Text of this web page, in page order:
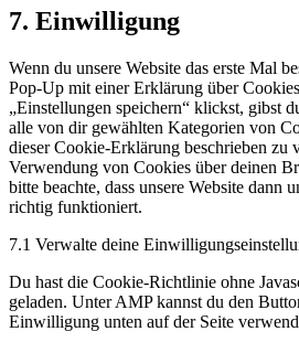
Consent
to
sonstiges
7. Einwilligung
Wenn du unsere Website das erste Mal
Pop-Up mit einer Erklärung über
„Einstellungen speichern“ klickst, gibst
alle von dir gewählten Kategorien von
dieser Cookie-Erklärung beschrieben zu
Verwendung von Cookies über deinen
bitte beachte, dass unsere Website dann
richtig funktioniert.
7.1 Verwalte deine
Du hast die Cookie-Richtlinie ohne
geladen. Unter AMP kannst du den
Einwilligung unten auf der Seite